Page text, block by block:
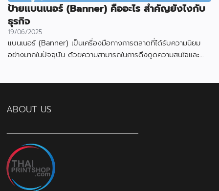
ป้ายแบนเนอร์ (Banner) คืออะไร สำคัญยังไงกับ
ธุรกิจ
19/06/2025
แบนเนอร์ (Banner) เป็นเครื่องมือทางการตลาดที่ได้รับความนิยม
อย่างมากในปัจจุบัน ด้วยความสามารถในการดึงดูดความสนใจและ
ABOUT US